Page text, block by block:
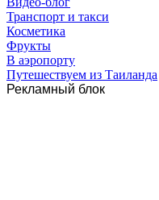
Транспорт и такси
Косметика
Фрукты
В аэропорту
Путешествуем из Таиланда
Рекламный блок